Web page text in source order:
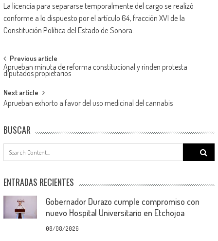
La licencia para separarse temporalmente del cargo se realizó
conforme a lo dispuesto por el artículo 64, fracción XVI de la
Constitución Política del Estado de Sonora.
Post
navigation
Previous article
Aprueban minuta de reforma constitucional y rinden protesta
diputados propietarios
Next article
Aprueban exhorto a favor del uso medicinal del cannabis
BUSCAR
Search
for:
ENTRADAS RECIENTES
Gobernador Durazo cumple compromiso con
nuevo Hospital Universitario en Etchojoa
08/08/2026